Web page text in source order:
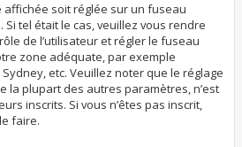
affichée soit réglée sur un fuseau
tel était le cas, veuillez vous rendre
de l’utilisateur et régler le fuseau
zone adéquate, par exemple
etc. Veuillez noter que le réglage
la plupart des autres paramètres, n’est
inscrits. Si vous n’êtes pas inscrit,
faire.